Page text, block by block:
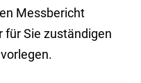
Messbericht
für Sie zuständigen